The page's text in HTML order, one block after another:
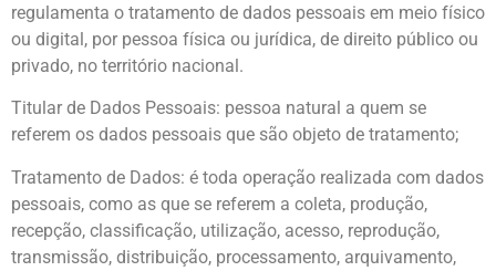
regulamenta o tratamento de dados pessoais em meio físico
ou digital, por pessoa física ou jurídica, de direito público ou
privado, no território nacional.
Titular de Dados Pessoais: pessoa natural a quem se
referem os dados pessoais que são objeto de tratamento;
Tratamento de Dados: é toda operação realizada com dados
pessoais, como as que se referem a coleta, produção,
recepção, classificação, utilização, acesso, reprodução,
transmissão, distribuição, processamento, arquivamento,